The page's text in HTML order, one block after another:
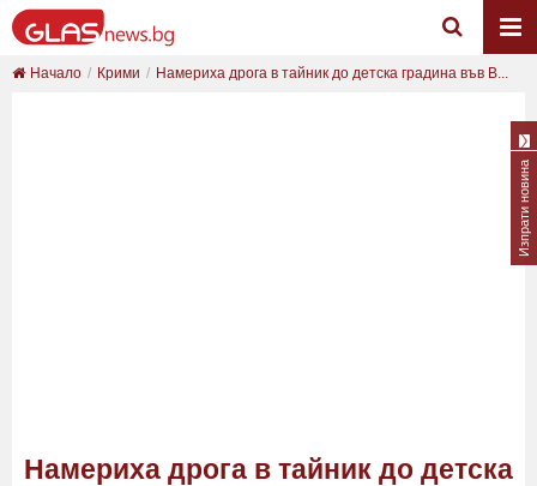
Начало Крими Намериха дрога в тайник до детска градина във В...
Намериха дрога в тайник до детска
Изпрати новина